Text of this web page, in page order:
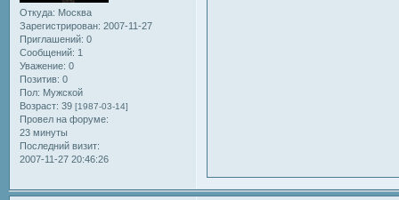
Откуда: Москва
Зарегистрирован: 2007-11-27
Приглашений: 0
Сообщений: 1
Уважение: 0
Позитив: 0
Пол: Мужской
Возраст: 39 [1987-03-14]
Провел на форуме:
23 минуты
Последний визит:
2007-11-27 20:46:26